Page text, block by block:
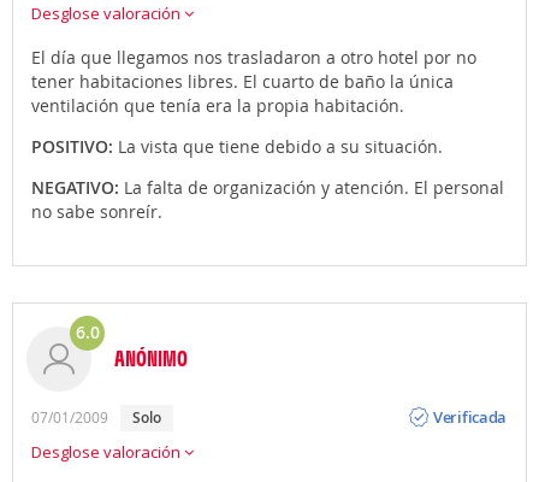
Desglose valoración
El día que llegamos nos trasladaron a otro hotel por no
tener habitaciones libres. El cuarto de baño la única
ventilación que tenía era la propia habitación.
POSITIVO: La vista que tiene debido a su situación.
NEGATIVO: La falta de organización y atención. El personal
no sabe sonreír.
6.0
ANÓNIMO
07/01/2009 solo
Verificada
Desglose valoración